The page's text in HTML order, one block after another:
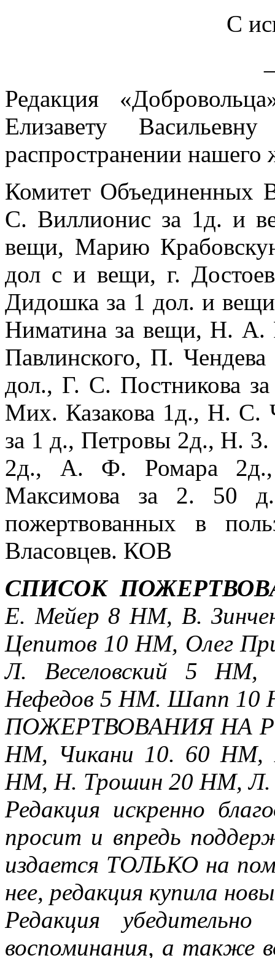
С
Редакция
Елизавету
распространении нашего
Комитет Объединенных
С. Виллионис за 1д. и
вещи, Марию
дол с и вещи, г.
Дидошка за 1 дол. и
Ниматина за вещи, Н. А.
Павлинского, П.
дол., Г. С. Постнико­ва
Мих. Казакова 1д., Н. С.
за 1 д., Петровы 2д., Н.
2д., А. Ф. Ромара
Максимова за 2. 50
пожертвованных в
Власовцев. КОВ
СПИСОК
Е. Мейер 8 НМ, В.
Цепитов 10 НМ, Олег
Л. Веселовский 5
Нефедов 5 НМ. Шапп 10
ПОЖЕРТВОВАНИЯ НА
НМ, Чикани 10. 60 НМ,
НМ, Н. Трошин 20 НМ, Л.
Редакция искренно
просит и впредь
издается ТОЛЬКО на
нее, редакция купила
Редакция
воспоминания, а также